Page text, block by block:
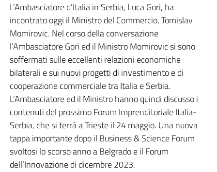
L’Ambasciatore d’Italia in Serbia, Luca Gori, ha
incontrato oggi il Ministro del Commercio, Tomislav
Momirovic. Nel corso della conversazione
l’Ambasciatore Gori ed il Ministro Momirovic si sono
soffermati sulle eccellenti relazioni economiche
bilaterali e sui nuovi progetti di investimento e di
cooperazione commerciale tra Italia e Serbia.
L’Ambasciatore ed il Ministro hanno quindi discusso i
contenuti del prossimo Forum Imprenditoriale Italia-
Serbia, che si terrà a Trieste il 24 maggio. Una nuova
tappa importante dopo il Business & Science Forum
svoltosi lo scorso anno a Belgrado e il Forum
dell’Innovazione di dicembre 2023.